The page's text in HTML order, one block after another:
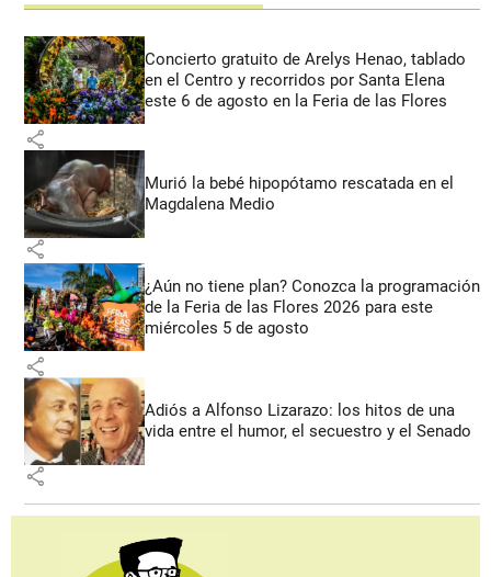
Concierto gratuito de Arelys Henao, tablado
en el Centro y recorridos por Santa Elena
este 6 de agosto en la Feria de las Flores
share
Murió la bebé hipopótamo rescatada en el
Magdalena Medio
share
¿Aún no tiene plan? Conozca la programación
de la Feria de las Flores 2026 para este
miércoles 5 de agosto
share
Adiós a Alfonso Lizarazo: los hitos de una
vida entre el humor, el secuestro y el Senado
share